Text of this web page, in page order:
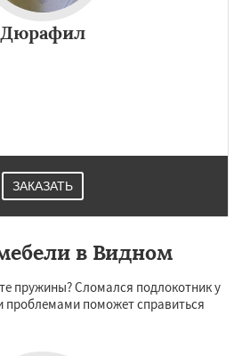
Дюрафил
ЗАКАЗАТЬ
в Видном
пружины? Сломался подлокотник у
проблемами поможет справиться